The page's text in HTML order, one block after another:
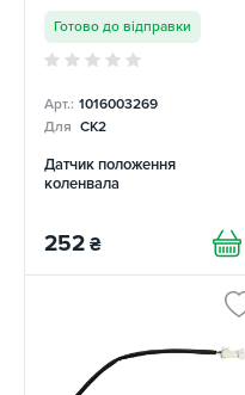
Готово до відправки
Арт.: 1016003269
Для CK2
Датчик положення
коленвала
252 ₴